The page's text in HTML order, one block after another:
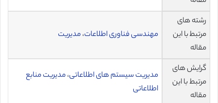
رشته های
مرتبط با این
مقاله
مهندسی فناوری اطلاعات،مدیریت
گرایش های
مرتبط با این
مقاله
مدیریت سیستم های اطلاعاتی،مدیریت منابع
اطلاعاتی